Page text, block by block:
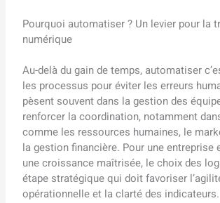
Pourquoi automatiser ? Un levier pour la
numérique
Au-delà du gain de temps, automatiser
les processus pour éviter les erreurs
pèsent souvent dans la gestion des
renforcer la coordination, notamment
comme les ressources humaines, le
la gestion financière. Pour une entreprise
une croissance maîtrisée, le choix des
étape stratégique qui doit favoriser
opérationnelle et la clarté des indicateurs.